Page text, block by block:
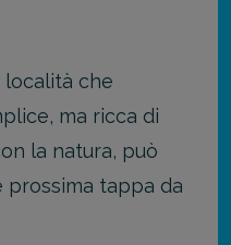
località che
ma ricca di
la natura, può
tappa da